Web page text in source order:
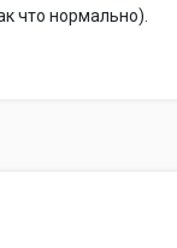
что нормально).